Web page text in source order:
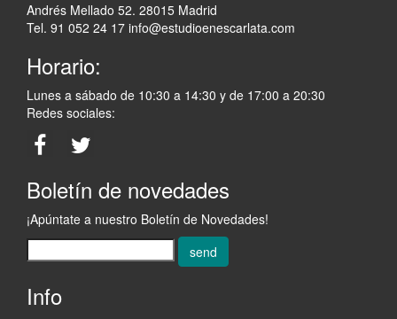
Andrés Mellado 52. 28015 Madrid
Tel. 91 052 24 17 info@estudioenescarlata.com
Horario:
Lunes a sábado de 10:30 a 14:30 y de 17:00 a 20:30
Redes sociales:
Boletín de novedades
¡Apúntate a nuestro Boletín de Novedades!
send
Info